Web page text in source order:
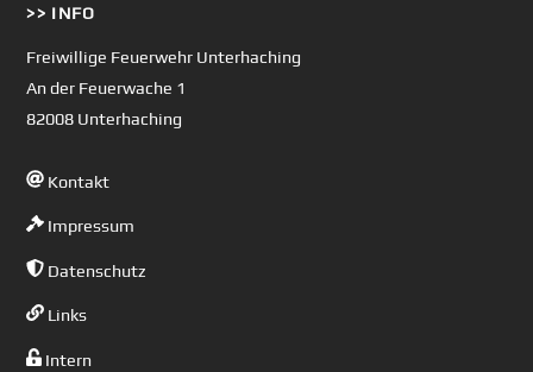
>> INFO
Freiwillige Feuerwehr Unterhaching
An der Feuerwache 1
82008 Unterhaching
Kontakt
Impressum
Datenschutz
Links
Intern